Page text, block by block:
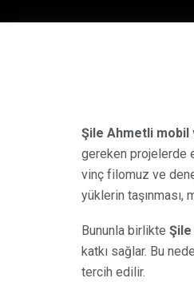
Şile Ahmetli mobil
gereken projelerde
vinç filomuz ve
yüklerin
Bununla birlikte
katkı sağlar. Bu
tercih edilir.